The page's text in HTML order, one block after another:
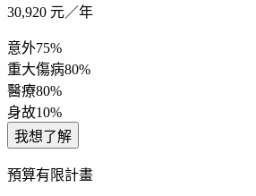
30,920 元／年
意外75%
重大傷病80%
醫療80%
身故10%
我想了解
預算有限計畫